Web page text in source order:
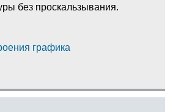
без проскальзывания.
графика